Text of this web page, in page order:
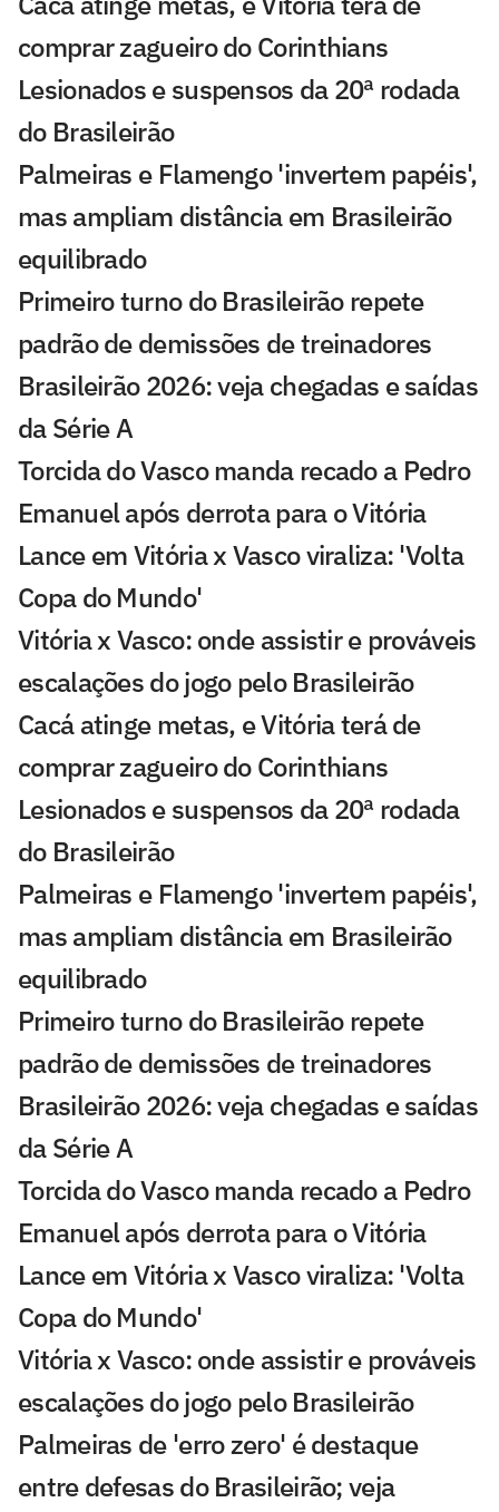
comprar zagueiro do Corinthians
Lesionados e suspensos da 20ª rodada
do Brasileirão
Palmeiras e Flamengo 'invertem papéis',
mas ampliam distância em Brasileirão
equilibrado
Primeiro turno do Brasileirão repete
padrão de demissões de treinadores
Brasileirão 2026: veja chegadas e saídas
da Série A
Torcida do Vasco manda recado a Pedro
Emanuel após derrota para o Vitória
Lance em Vitória x Vasco viraliza: 'Volta
Copa do Mundo'
Vitória x Vasco: onde assistir e prováveis
escalações do jogo pelo Brasileirão
Cacá atinge metas, e Vitória terá de
comprar zagueiro do Corinthians
Lesionados e suspensos da 20ª rodada
do Brasileirão
Palmeiras e Flamengo 'invertem papéis',
mas ampliam distância em Brasileirão
equilibrado
Primeiro turno do Brasileirão repete
padrão de demissões de treinadores
Brasileirão 2026: veja chegadas e saídas
da Série A
Torcida do Vasco manda recado a Pedro
Emanuel após derrota para o Vitória
Lance em Vitória x Vasco viraliza: 'Volta
Copa do Mundo'
Vitória x Vasco: onde assistir e prováveis
escalações do jogo pelo Brasileirão
Palmeiras de 'erro zero' é destaque
entre defesas do Brasileirão; veja